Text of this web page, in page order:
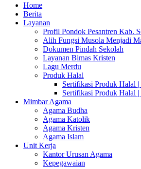
Home
Berita
Layanan
Profil Pondok Pesantren Kab.
Alih Fungsi Musola Menjadi
Dokumen Pindah Sekolah
Layanan Bimas Kristen
Lagu Merdu
Produk Halal
Sertifikasi Produk Halal |
Sertifikasi Produk Halal
Mimbar Agama
Agama Budha
Agama Katolik
Agama Kristen
Agama Islam
Unit Kerja
Kantor Urusan Agama
Kepegawaian